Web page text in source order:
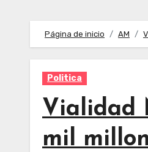
Página de inicio AM V
Politica
Vialidad
mil